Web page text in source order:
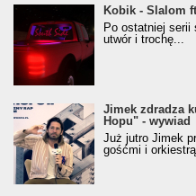
Kobik - Slalom ft. Jan-
[Official Music
Kobik - Slalom
Po ostatniej serii
utwór i trochę...
Jimek zdradza kulisy
Hopu" - wywiad
Jimek zdradza
Hopu" - wywiad
Już jutro Jimek
gośćmi i